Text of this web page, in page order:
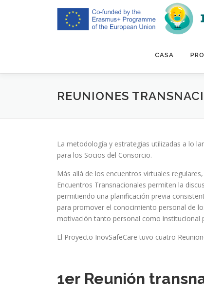
CASA
REUNIONES
La metodología y estrategias utilizadas a lo
para los Socios del Consorcio.
Más allá de los encuentros virtuales
Encuentros Transnacionales permiten la
permitiendo una planificación previa
para promover el conocimiento personal de
motivación tanto personal como institucional
El Proyecto InovSafeCare tuvo cuatro
1er Reunión